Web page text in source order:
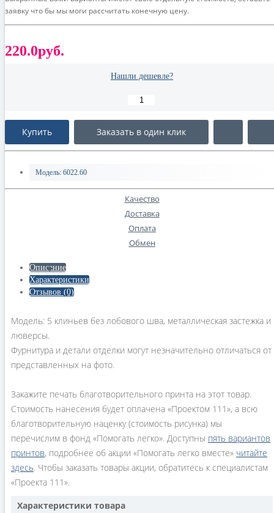
заявку что бы мы моги рассчитать конечную цену.
220.0руб.
Нашли дешевле?
Купить Заказать в один клик
Модель: 6022.60
Качество
Доставка
Оплата
Обмен
Описание
Характеристики
Отзывов (0)
Модель: 5 клиньев без лобового шва, металлическая застежка и
люверсы.
Фурнитура и детали отделки могут незначительно отличаться от
представленных на фото.
Закажите печать благотворительного принта на этот товар.
Стоимость нанесения будет оплачена «Проектом 111», а всю
благотворительную наценку (стоимость рисунка) мы
перечислим в фонд «Помогать легко». Доступны пять вариантов
принтов, подробнее об акции «Помогать легко вместе» читайте
здесь. Чтобы заказать товары акции, обратитесь к специалистам
«Проекта 111».
Характеристики товара